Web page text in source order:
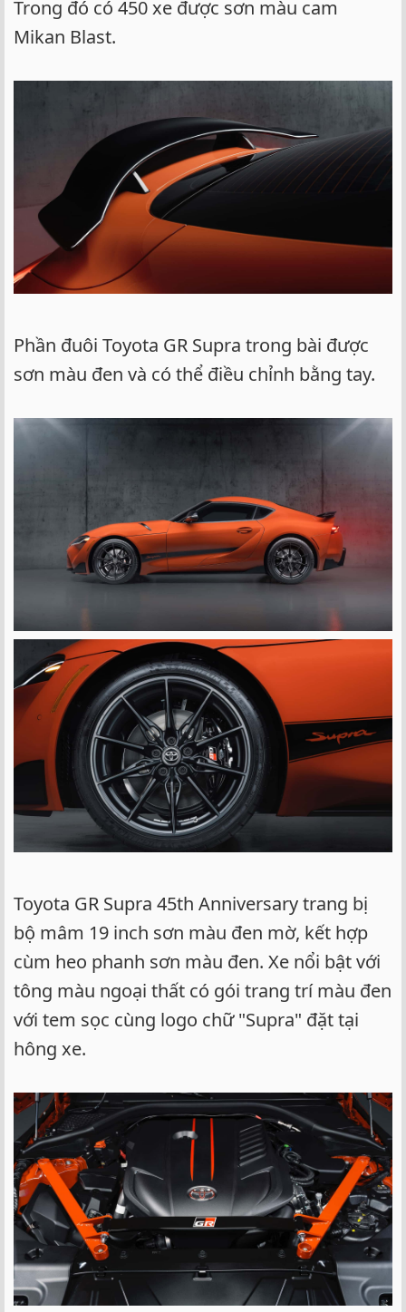
Trong đó có 450 xe được sơn màu cam
Mikan Blast.
Phần đuôi Toyota GR Supra trong bài được
sơn màu đen và có thể điều chỉnh bằng tay.
Toyota GR Supra 45th Anniversary trang bị
bộ mâm 19 inch sơn màu đen mờ, kết hợp
cùm heo phanh sơn màu đen. Xe nổi bật với
tông màu ngoại thất có gói trang trí màu đen
với tem sọc cùng logo chữ "Supra" đặt tại
hông xe.